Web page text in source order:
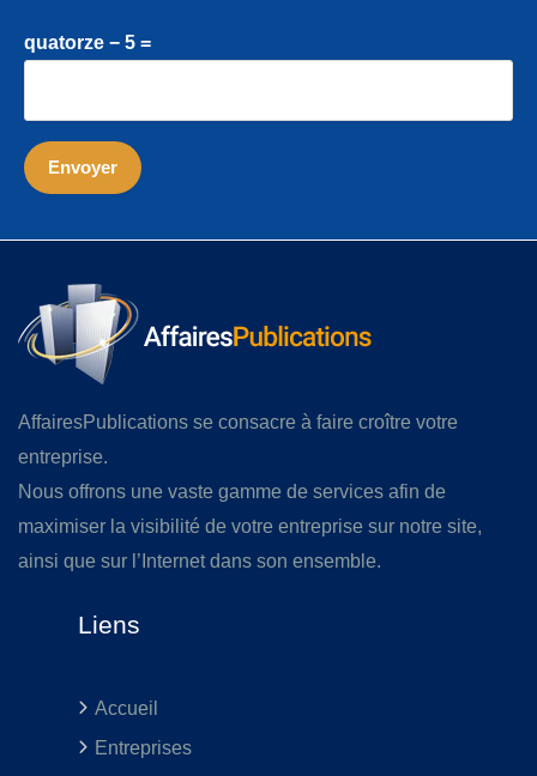
quatorze − 5 =
AffairesPublications se consacre à faire croître votre
entreprise.
Nous offrons une vaste gamme de services afin de
maximiser la visibilité de votre entreprise sur notre site,
ainsi que sur l’Internet dans son ensemble.
Liens
Accueil
Entreprises